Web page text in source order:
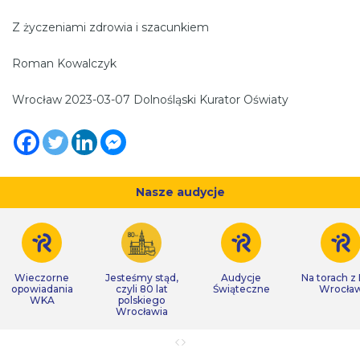
Z życzeniami zdrowia i szacunkiem
Roman Kowalczyk
Wrocław 2023-03-07 Dolnośląski Kurator Oświaty
Nasze audycje
Wieczorne
opowiadania
WKA
Jesteśmy stąd,
czyli 80 lat
polskiego
Wrocławia
Audycje
Świąteczne
Na torach z